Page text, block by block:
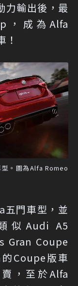
力輸出後，最
，成為Alfa
！
。圖為Alfa Romeo
門車型，並
似Audi A5
Gran Coupe
Coupe版車
，至於Alfa